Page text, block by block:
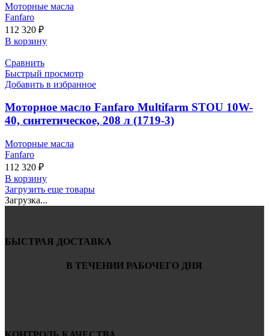
Моторные масла
Fanfaro
112 320 ₽
В корзину
Сравнить
Быстрый просмотр
Добавить в избранное
Моторное масло Fanfaro Multifarm STOU 10W-
40, синтетическое, 208 л (1719-3)
Моторные масла
Fanfaro
112 320 ₽
В корзину
Загрузить еще товары
Загрузка...
БЫСТРАЯ ДОСТАВКА
В ТЕЧЕНИИ РАБОЧЕГО ДНЯ